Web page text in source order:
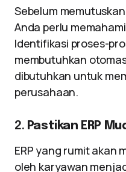
Sebelum
Anda perlu
Identifikasi proses-
membutuhkan
dibutuhkan untuk
perusahaan.
2. Pastikan ERP
ERP yang rumit akan
oleh karyawan